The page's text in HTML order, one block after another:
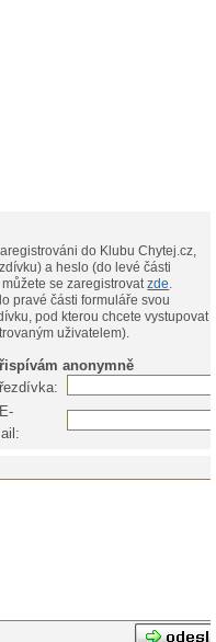
do Klubu Chytej.cz,
a heslo (do levé části
můžete se zaregistrovatzde.
pravé části formuláře svou
pod kterou chcete vystupovat
uživatelem).
anonymně
E-